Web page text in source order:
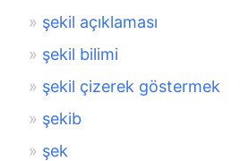
şekil açıklaması
şekil bilimi
şekil çizerek göstermek
şekib
şek